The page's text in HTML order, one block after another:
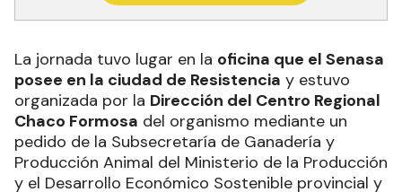
La jornada tuvo lugar en la oficina que el Senasa
posee en la ciudad de Resistencia y estuvo
organizada por la Dirección del Centro Regional
Chaco Formosa del organismo mediante un
pedido de la Subsecretaría de Ganadería y
Producción Animal del Ministerio de la Producción
y el Desarrollo Económico Sostenible provincial y